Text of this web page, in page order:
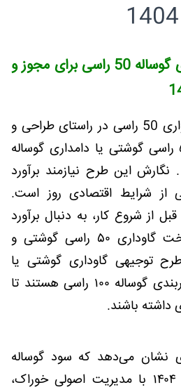
طرح توجیهی پرواربندی گوساله 50 راسی برای مجوز و
طرح توجیهی گوساله پرواری 50 راسی در راستای طراحی و
اجرای نقشه گاوداری ۵۰ راسی گوشتی یا دامداری گوساله
این طرح نیازمند برآورد
از شرایط اقتصادی روز است.
از شروع کار، به دنبال برآورد
دقیق و بروز هزینه ساخت گاوداری ۵۰ راسی گوشتی و
توجیهی گاوداری گوشتی یا
نمونه طرح توجیهی پرواربندی گوساله ۱۰۰ راسی هستند تا
داشته باشند.
نشان می‌دهد که سود گوساله
پرواری در سال ۱۴۰۳ و ۱۴۰۴ با مدیریت اصولی خوراک،